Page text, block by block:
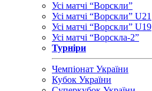
Усі матчі “Ворскли”
Усі матчі “Ворскли” U21
Усі матчі “Ворскли” U19
Усі матчі “Ворскла-2”
Турніри
Чемпіонат України
Кубок України